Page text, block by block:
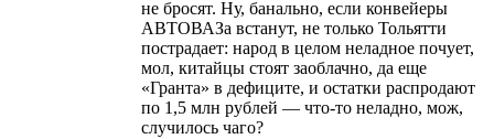
не бросят. Ну, банально, если конвейеры
АВТОВАЗа встанут, не только Тольятти
пострадает: народ в целом неладное почует,
мол, китайцы стоят заоблачно, да еще
«Гранта» в дефиците, и остатки распродают
по 1,5 млн рублей — что-то неладно, мож,
случилось чаго?